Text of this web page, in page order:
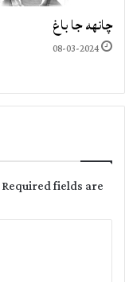
چانهه جا باغ
08-03-2024
Required fields are